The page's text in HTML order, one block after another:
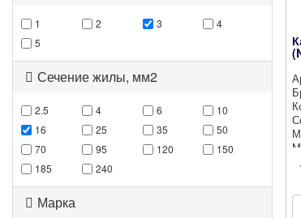
1 2 3
4
5
Сечение жилы, мм2
2.5 4 6
10
16
25 35
50
70
95 120
150
185
240
Марка